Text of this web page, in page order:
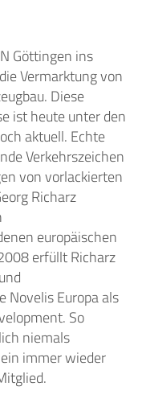
Göttingen ins
Vermarktung von
Diese
ist heute unter den
aktuell. Echte
Verkehrszeichen
von vorlackierten
Richarz
europäischen
erfüllt Richarz
Novelis Europa als
So
niemals
immer wieder